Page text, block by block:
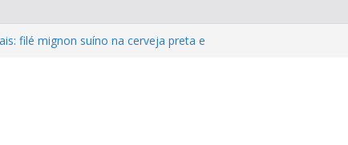
filé mignon suíno na cerveja preta e
lança capacitação para